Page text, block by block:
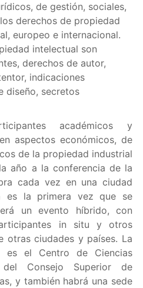
de gestión, sociales,
derechos de propiedad
europeo e internacional.
intelectual son
derechos de autor,
indicaciones
diseño, secretos
académicos y
aspectos económicos, de
de la propiedad industrial
año a la conferencia de la
cada vez en una ciudad
es la primera vez que se
un evento híbrido, con
in situ y otros
otras ciudades y países. La
es el Centro de Ciencias
Consejo Superior de
y también habrá una sede